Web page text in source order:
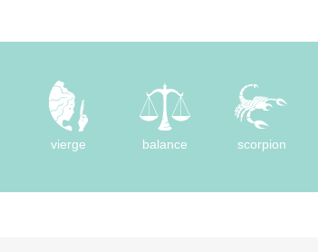
vierge balance scorpion